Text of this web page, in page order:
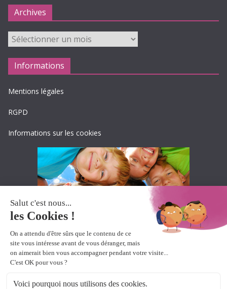
Archives
Archives
Informations
Mentions légales
RGPD
Informations sur les cookies